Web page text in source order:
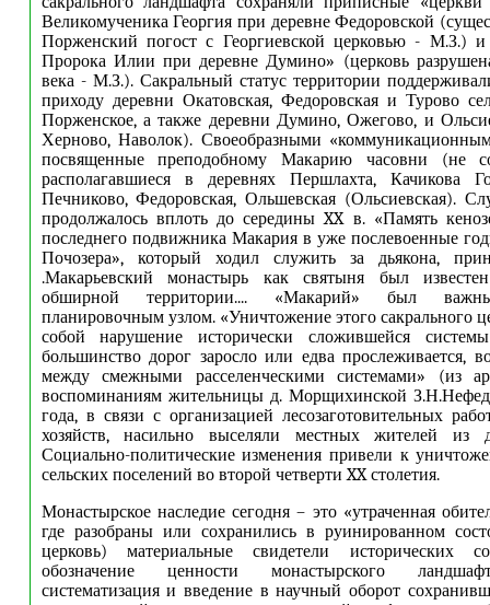
Великомученика Георгия при деревне Федоровской
Порженский погост с Георгиевской церковью - М.З.)
Пророка Илии при деревне Думино» (церковь
века - М.З.). Сакральный статус территории
приходу деревни Окатовская, Федоровская и Турово
Порженское, а также деревни Думино, Ожегово, и
Херново, Наволок). Своеобразными
посвященные преподобному Макарию часовни (не
располагавшиеся в деревнях Першлахта, Качикова
Печниково, Федоровская, Ольшевская (Ольсиевская).
продолжалось вплоть до середины XX в. «Память
последнего подвижника Макария в уже послевоенные
Почозера», который ходил служить за дьякона,
.Макарьевский монастырь как святыня был
обширной территории.... «Макарий» был
планировочным узлом. «Уничтожение этого сакрального
собой нарушение исторически сложившейся
большинство дорог заросло или едва прослеживается,
между смежными расселенческими системами» (из
воспоминаниям жительницы д. Морщихинской
года, в связи с организацией лесозаготовительных
хозяйств, насильно выселяли местных жителей из
Социально-политические изменения привели к
сельских поселений во второй четверти XX столетия.
Монастырское наследие сегодня – это «утраченная
где разобраны или сохранились в руинированном
церковь) материальные свидетели исторических
обозначение ценности монастырского
систематизация и введение в научный оборот